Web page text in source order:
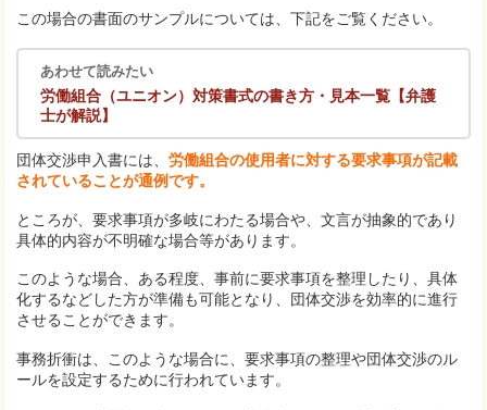
この場合の書面のサンプルについては、下記をご覧ください。
あわせて読みたい
労働組合（ユニオン）対策書式の書き方・見本一覧【弁護
士が解説】
団体交渉申入書には、 労働組合の使用者に対する要求事項が記載
されていることが通例です。
ところが、要求事項が多岐にわたる場合や、文言が抽象的であり
具体的内容が不明確な場合等があります。
このような場合、ある程度、事前に要求事項を整理したり、具体
化するなどした方が準備も可能となり、団体交渉を効率的に進行
させることができます。
事務折衝は、このような場合に、要求事項の整理や団体交渉のル
ールを設定するために行われています。